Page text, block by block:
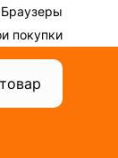
Браузеры
покупки